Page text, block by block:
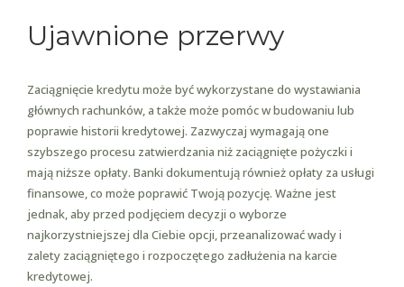
Ujawnione przerwy
Zaciągnięcie kredytu może być wykorzystane do wystawiania
głównych rachunków, a także może pomóc w budowaniu lub
poprawie historii kredytowej. Zazwyczaj wymagają one
szybszego procesu zatwierdzania niż zaciągnięte pożyczki i
mają niższe opłaty. Banki dokumentują również opłaty za usługi
finansowe, co może poprawić Twoją pozycję. Ważne jest
jednak, aby przed podjęciem decyzji o wyborze
najkorzystniejszej dla Ciebie opcji, przeanalizować wady i
zalety zaciągniętego i rozpoczętego zadłużenia na karcie
kredytowej.